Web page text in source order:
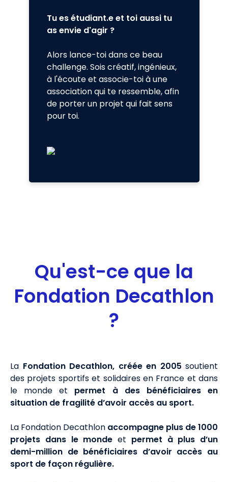
Tu es étudiant.e et toi aussi tu
as envie d'agir ?
Alors lance-toi dans ce beau
challenge. Sois créatif, ingénieux,
à l'écoute et associe-toi à une
association qui te ressemble, afin
de porter un projet qui fait sens
pour toi.
Qu'est-ce que la
Fondation Decathlon
?
La Fondation Decathlon, créée en 2005 soutient
des projets sportifs et solidaires en France et dans
le monde et permet à des bénéficiaires en
situation de fragilité d’avoir accès au sport.
La Fondation Decathlon accompagne plus de 1000
projets dans le monde et permet à plus d’un
demi-million de bénéficiaires d’avoir accès au
sport de façon régulière.